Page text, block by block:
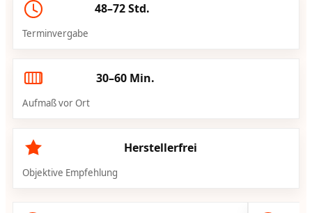
48–72 Std.
Terminvergabe
30–60 Min.
Aufmaß vor Ort
Herstellerfrei
Objektive Empfehlung